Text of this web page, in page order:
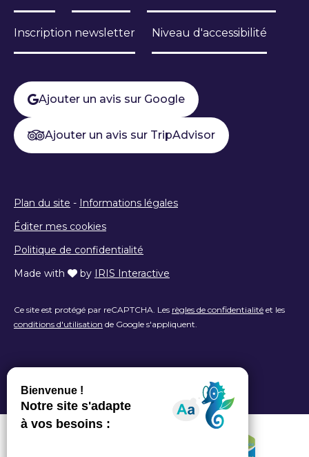
Inscription newsletter Niveau d'accessibilité
Ajouter un avis sur Google
Ajouter un avis sur TripAdvisor
Plan du site - Informations légales
Éditer mes cookies
Politique de confidentialité
Made with
by IRIS Interactive
Ce site est protégé par reCAPTCHA. Les règles de confidentialité et les
conditions d'utilisation de Google s'appliquent.